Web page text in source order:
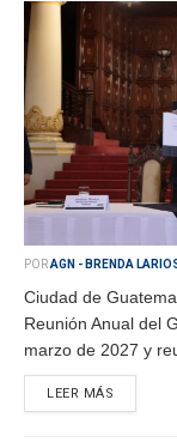
PORAGN - BRENDA
Ciudad de
Reunión Anual del
marzo de 2027 y
LEER MÁS